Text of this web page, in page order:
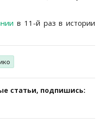
в 11-й раз в истории
статьи, подпишись: